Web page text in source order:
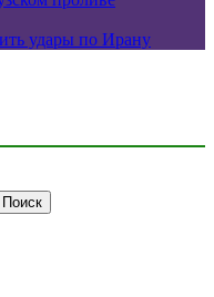
удары по Ирану